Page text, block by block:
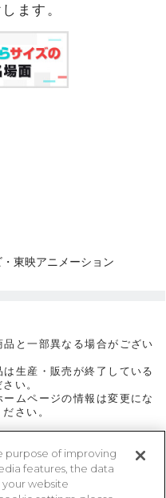
ます。
東映アニメーション
と一部異なる場合がござい
生産・販売が終了している
い。
ムページの情報は変更にな
さい。
に戻る
purpose of improving
features, the data
website